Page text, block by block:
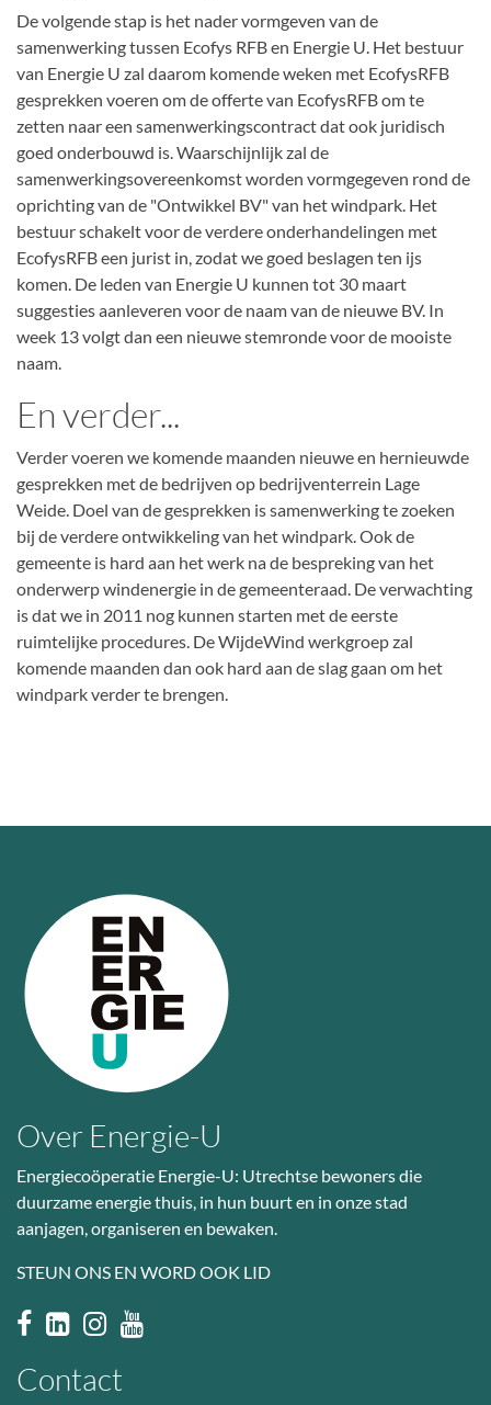
De volgende stap is het nader vormgeven van de
samenwerking tussen Ecofys RFB en Energie U. Het bestuur
van Energie U zal daarom komende weken met EcofysRFB
gesprekken voeren om de offerte van EcofysRFB om te
zetten naar een samenwerkingscontract dat ook juridisch
goed onderbouwd is. Waarschijnlijk zal de
samenwerkingsovereenkomst worden vormgegeven rond de
oprichting van de "Ontwikkel BV" van het windpark. Het
bestuur schakelt voor de verdere onderhandelingen met
EcofysRFB een jurist in, zodat we goed beslagen ten ijs
komen. De leden van Energie U kunnen tot 30 maart
suggesties aanleveren voor de naam van de nieuwe BV. In
week 13 volgt dan een nieuwe stemronde voor de mooiste
naam.
En verder...
Verder voeren we komende maanden nieuwe en hernieuwde
gesprekken met de bedrijven op bedrijventerrein Lage
Weide. Doel van de gesprekken is samenwerking te zoeken
bij de verdere ontwikkeling van het windpark. Ook de
gemeente is hard aan het werk na de bespreking van het
onderwerp windenergie in de gemeenteraad. De verwachting
is dat we in 2011 nog kunnen starten met de eerste
ruimtelijke procedures. De WijdeWind werkgroep zal
komende maanden dan ook hard aan de slag gaan om het
windpark verder te brengen.
Over Energie-U
Energiecoöperatie Energie-U: Utrechtse bewoners die
duurzame energie thuis, in hun buurt en in onze stad
aanjagen, organiseren en bewaken.
STEUN ONS EN WORD OOK LID
Contact